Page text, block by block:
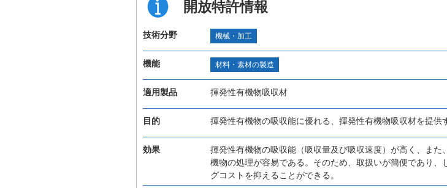
開放特許情報
技術分野 機械・加工
機能 材料・素材の製造
適用製品 揮発性有機物吸収材
目的 揮発性有機物の吸収能に優れる、揮発性有機物吸収材を提供
効果
揮発性有機物の吸収能（吸収量及び吸収速度）が高く、ま
機物の処理が容易である。そのため、取扱いが簡便であり
グコストを抑えることができる。